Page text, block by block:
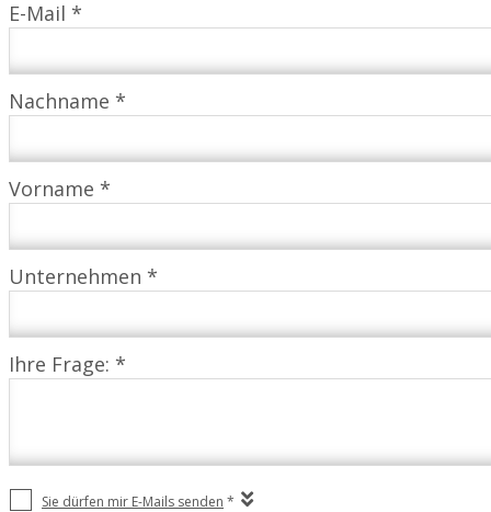
E-Mail *
Nachname *
Vorname *
Unternehmen *
Ihre Frage: *
Sie dürfen mir E-Mails senden *